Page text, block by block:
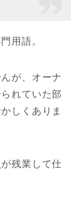
用語。
が、オーナ
れていた部
しくありま
残業して仕